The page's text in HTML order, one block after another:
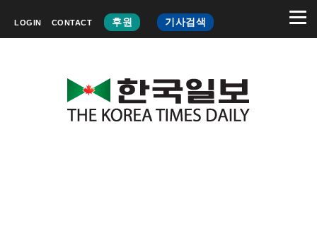
LOGIN CONTACT 후원 기사검색